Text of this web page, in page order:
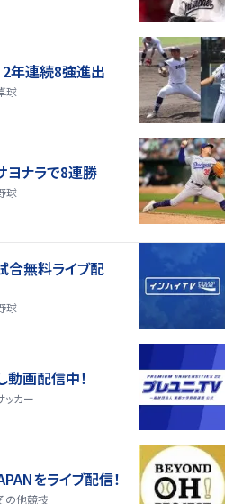
2年連続8強進出
球
ヨナラで8連勝
球
合無料ライブ配
球
画配信中！
ッカー
をライブ配信！
の他競技